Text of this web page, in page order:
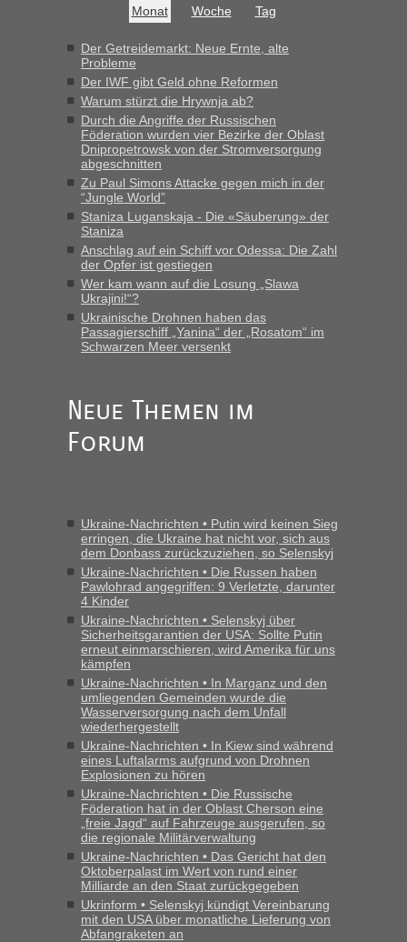
Monat Woche Tag
Der Getreidemarkt: Neue Ernte, alte
Probleme
Der IWF gibt Geld ohne Reformen
Warum stürzt die Hrywnja ab?
Durch die Angriffe der Russischen
Föderation wurden vier Bezirke der Oblast
Dnipropetrowsk von der Stromversorgung
abgeschnitten
Zu Paul Simons Attacke gegen mich in der
“Jungle World”
Staniza Luganskaja - Die «Säuberung» der
Staniza
Anschlag auf ein Schiff vor Odessa: Die Zahl
der Opfer ist gestiegen
Wer kam wann auf die Losung „Slawa
Ukrajini!“?
Ukrainische Drohnen haben das
Passagierschiff „Yanina“ der „Rosatom“ im
Schwarzen Meer versenkt
Neue Themen im
Forum
Ukraine-Nachrichten • Putin wird keinen Sieg
erringen, die Ukraine hat nicht vor, sich aus
dem Donbass zurückzuziehen, so Selenskyj
Ukraine-Nachrichten • Die Russen haben
Pawlohrad angegriffen: 9 Verletzte, darunter
4 Kinder
Ukraine-Nachrichten • Selenskyj über
Sicherheitsgarantien der USA: Sollte Putin
erneut einmarschieren, wird Amerika für uns
kämpfen
Ukraine-Nachrichten • In Marganz und den
umliegenden Gemeinden wurde die
Wasserversorgung nach dem Unfall
wiederhergestellt
Ukraine-Nachrichten • In Kiew sind während
eines Luftalarms aufgrund von Drohnen
Explosionen zu hören
Ukraine-Nachrichten • Die Russische
Föderation hat in der Oblast Cherson eine
„freie Jagd“ auf Fahrzeuge ausgerufen, so
die regionale Militärverwaltung
Ukraine-Nachrichten • Das Gericht hat den
Oktoberpalast im Wert von rund einer
Milliarde an den Staat zurückgegeben
Ukrinform • Selenskyj kündigt Vereinbarung
mit den USA über monatliche Lieferung von
Abfangraketen an